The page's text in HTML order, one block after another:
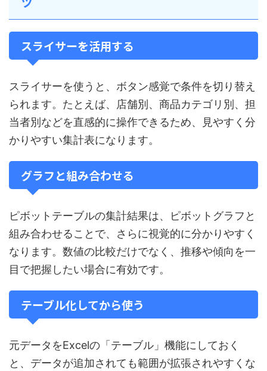
スライサーを活用する
スライサーを使うと、ボタン感覚で条件を切り替え
られます。たとえば、店舗別、商品カテゴリ別、担
当者別などを直感的に操作できるため、見やすく分
かりやすい集計表になります。
グラフと組み合わせる
ピボットテーブルの集計結果は、ピボットグラフと
組み合わせることで、さらに視覚的に分かりやすく
なります。数値の比較だけでなく、推移や傾向を一
目で把握したい場合に有効です。
テーブル化してから使う
元データをExcelの「テーブル」機能にしておく
と、データが追加されても範囲が拡張されやすくな